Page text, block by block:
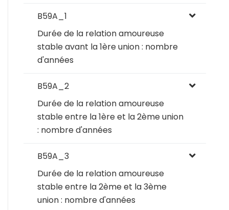
B59A_1
Durée de la relation amoureuse
stable avant la 1ère union : nombre
d'années
B59A_2
Durée de la relation amoureuse
stable entre la 1ère et la 2ème union
: nombre d'années
B59A_3
Durée de la relation amoureuse
stable entre la 2ème et la 3ème
union : nombre d'années